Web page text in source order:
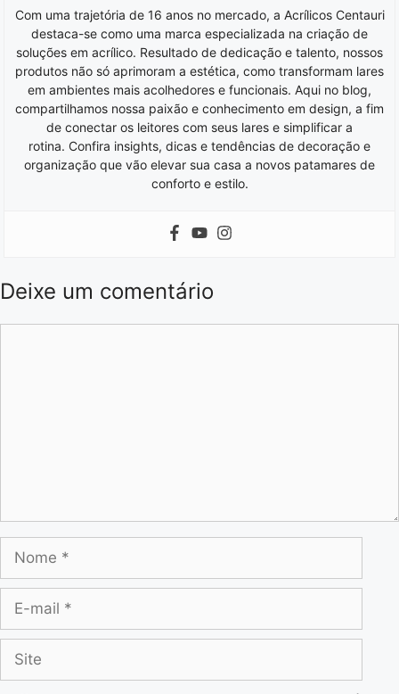
Com uma trajetória de 16 anos no mercado, a Acrílicos Centauri
destaca-se como uma marca especializada na criação de
soluções em acrílico. Resultado de dedicação e talento, nossos
produtos não só aprimoram a estética, como transformam lares
em ambientes mais acolhedores e funcionais. Aqui no blog,
compartilhamos nossa paixão e conhecimento em design, a fim
de conectar os leitores com seus lares e simplificar a
rotina. Confira insights, dicas e tendências de decoração e
organização que vão elevar sua casa a novos patamares de
conforto e estilo.
Deixe um comentário